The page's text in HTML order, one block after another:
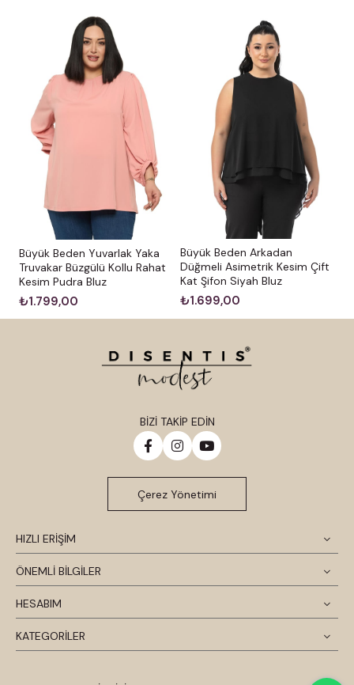
Büyük Beden Yuvarlak Yaka
Truvakar Büzgülü Kollu Rahat
Kesim Pudra Bluz
₺1.799,00
Büyük Beden Arkadan
Düğmeli Asimetrik Kesim Çift
Kat Şifon Siyah Bluz
₺1.699,00
HIZLI ERİŞİM
ÖNEMLİ BİLGİLER
HESABIM
KATEGORİLER
BİZİ TAKİP EDİN
Çerez Yönetimi